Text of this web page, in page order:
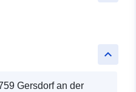
keyboard_arrow_up
Gersdorf an der